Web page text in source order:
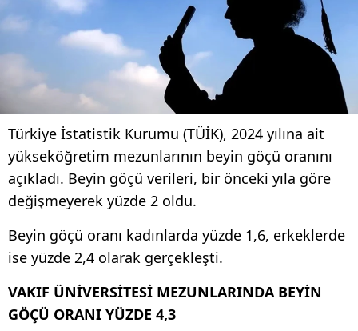
Türkiye İstatistik Kurumu (TÜİK), 2024 yılına ait
yükseköğretim mezunlarının beyin göçü oranını
açıkladı. Beyin göçü verileri, bir önceki yıla göre
değişmeyerek yüzde 2 oldu.
Beyin göçü oranı kadınlarda yüzde 1,6, erkeklerde
ise yüzde 2,4 olarak gerçekleşti.
VAKIF ÜNİVERSİTESİ MEZUNLARINDA BEYİN
GÖÇÜ ORANI YÜZDE 4,3